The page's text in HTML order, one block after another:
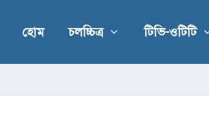
হোম চলচ্চিত্র টিভি-ওটিটি